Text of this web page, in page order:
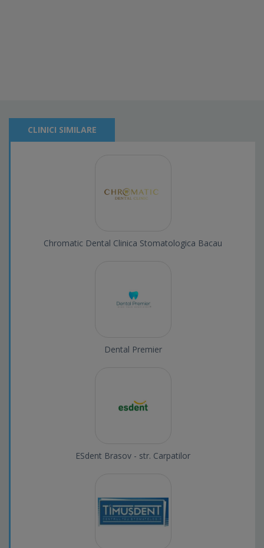
CLINICI SIMILARE
Chromatic Dental Clinica Stomatologica Bacau
Dental Premier
ESdent Brasov - str. Carpatilor